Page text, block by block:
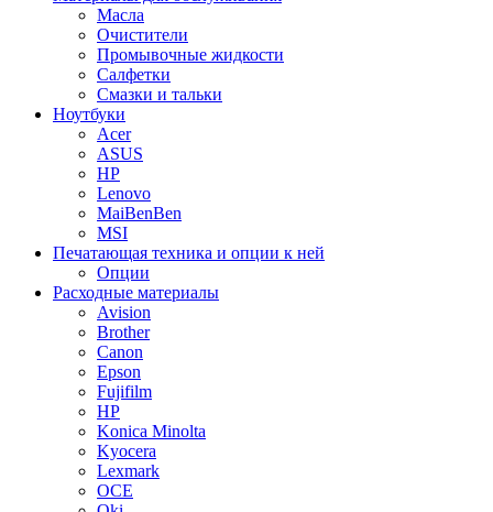
Масла
Очистители
Промывочные жидкости
Салфетки
Смазки и тальки
Ноутбуки
Acer
ASUS
HP
Lenovo
MaiBenBen
MSI
Печатающая техника и опции к ней
Опции
Расходные материалы
Avision
Brother
Canon
Epson
Fujifilm
HP
Konica Minolta
Kyocera
Lexmark
OCE